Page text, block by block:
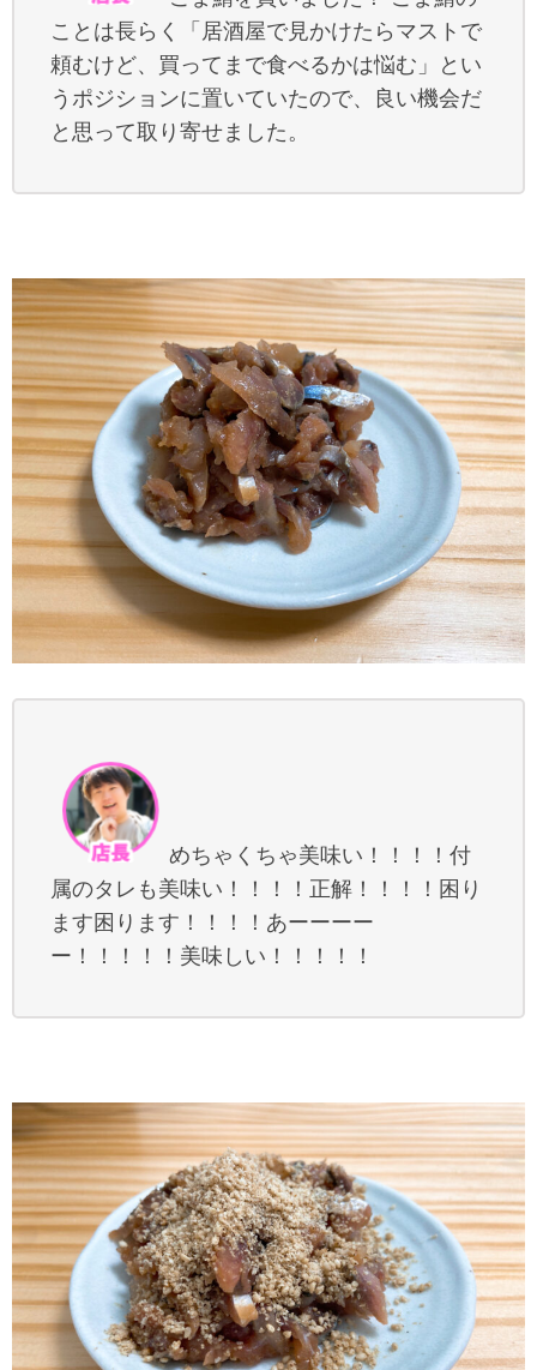
ことは長らく「居酒屋で見かけたらマストで
頼むけど、買ってまで食べるかは悩む」とい
うポジションに置いていたので、良い機会だ
と思って取り寄せました。
めちゃくちゃ美味い！！！！付
属のタレも美味い！！！！正解！！！！困り
ます困ります！！！！あーーーー
ー！！！！！美味しい！！！！！